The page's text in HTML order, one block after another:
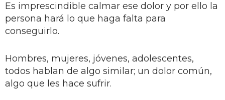
Es imprescindible calmar ese dolor y por ello la
persona hará lo que haga falta para
conseguirlo.
Hombres, mujeres, jóvenes, adolescentes,
todos hablan de algo similar; un dolor común,
algo que les hace sufrir.